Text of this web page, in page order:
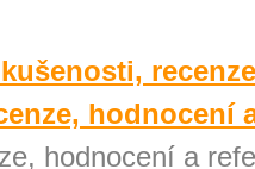
hodnocení
hodnocení a